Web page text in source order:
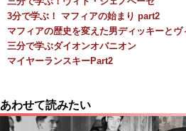
3分で学ぶ！ マフィアの始まり part2
マフィアの歴史を変えた男ディッキーと
三分で学ぶダイオンオバニオン
マイヤーランスキーPart2
あわせて読みたい